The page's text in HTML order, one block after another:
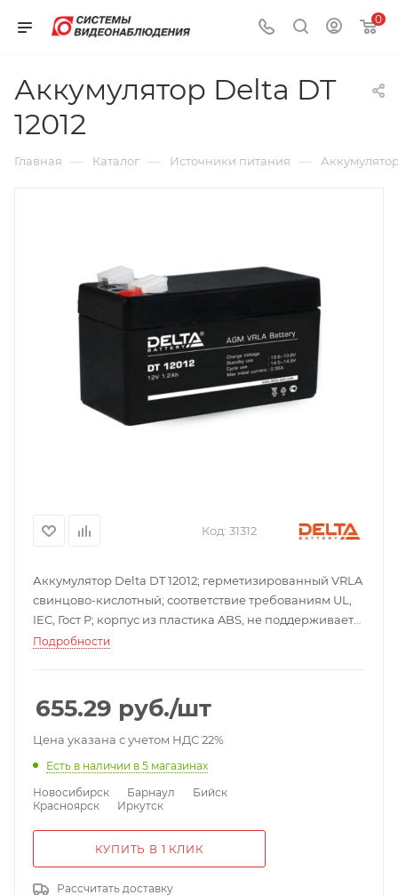
0
Аккумулятор Delta DT
12012
Главная — Каталог — Источники питания —
Код: 31312
Аккумулятор Delta DT 12012; герметизированный VRLA
свинцово-кислотный; соответствие требованиям UL,
IEC, Гост Р; корпус из пластика ABS, не поддерживает
горение; низкий саморазряд; высокая
6 элементов; 20-50°C; 97х44х53 мм; 0,58 кг.
Подробности
655.29 руб./шт
Цена указана с учетом НДС 22%
Есть в наличии в 5 магазинах
Новосибирск
Барнаул
Бийск
Красноярск
Иркутск
КУПИТЬ В 1 КЛИК
Рассчитать доставку